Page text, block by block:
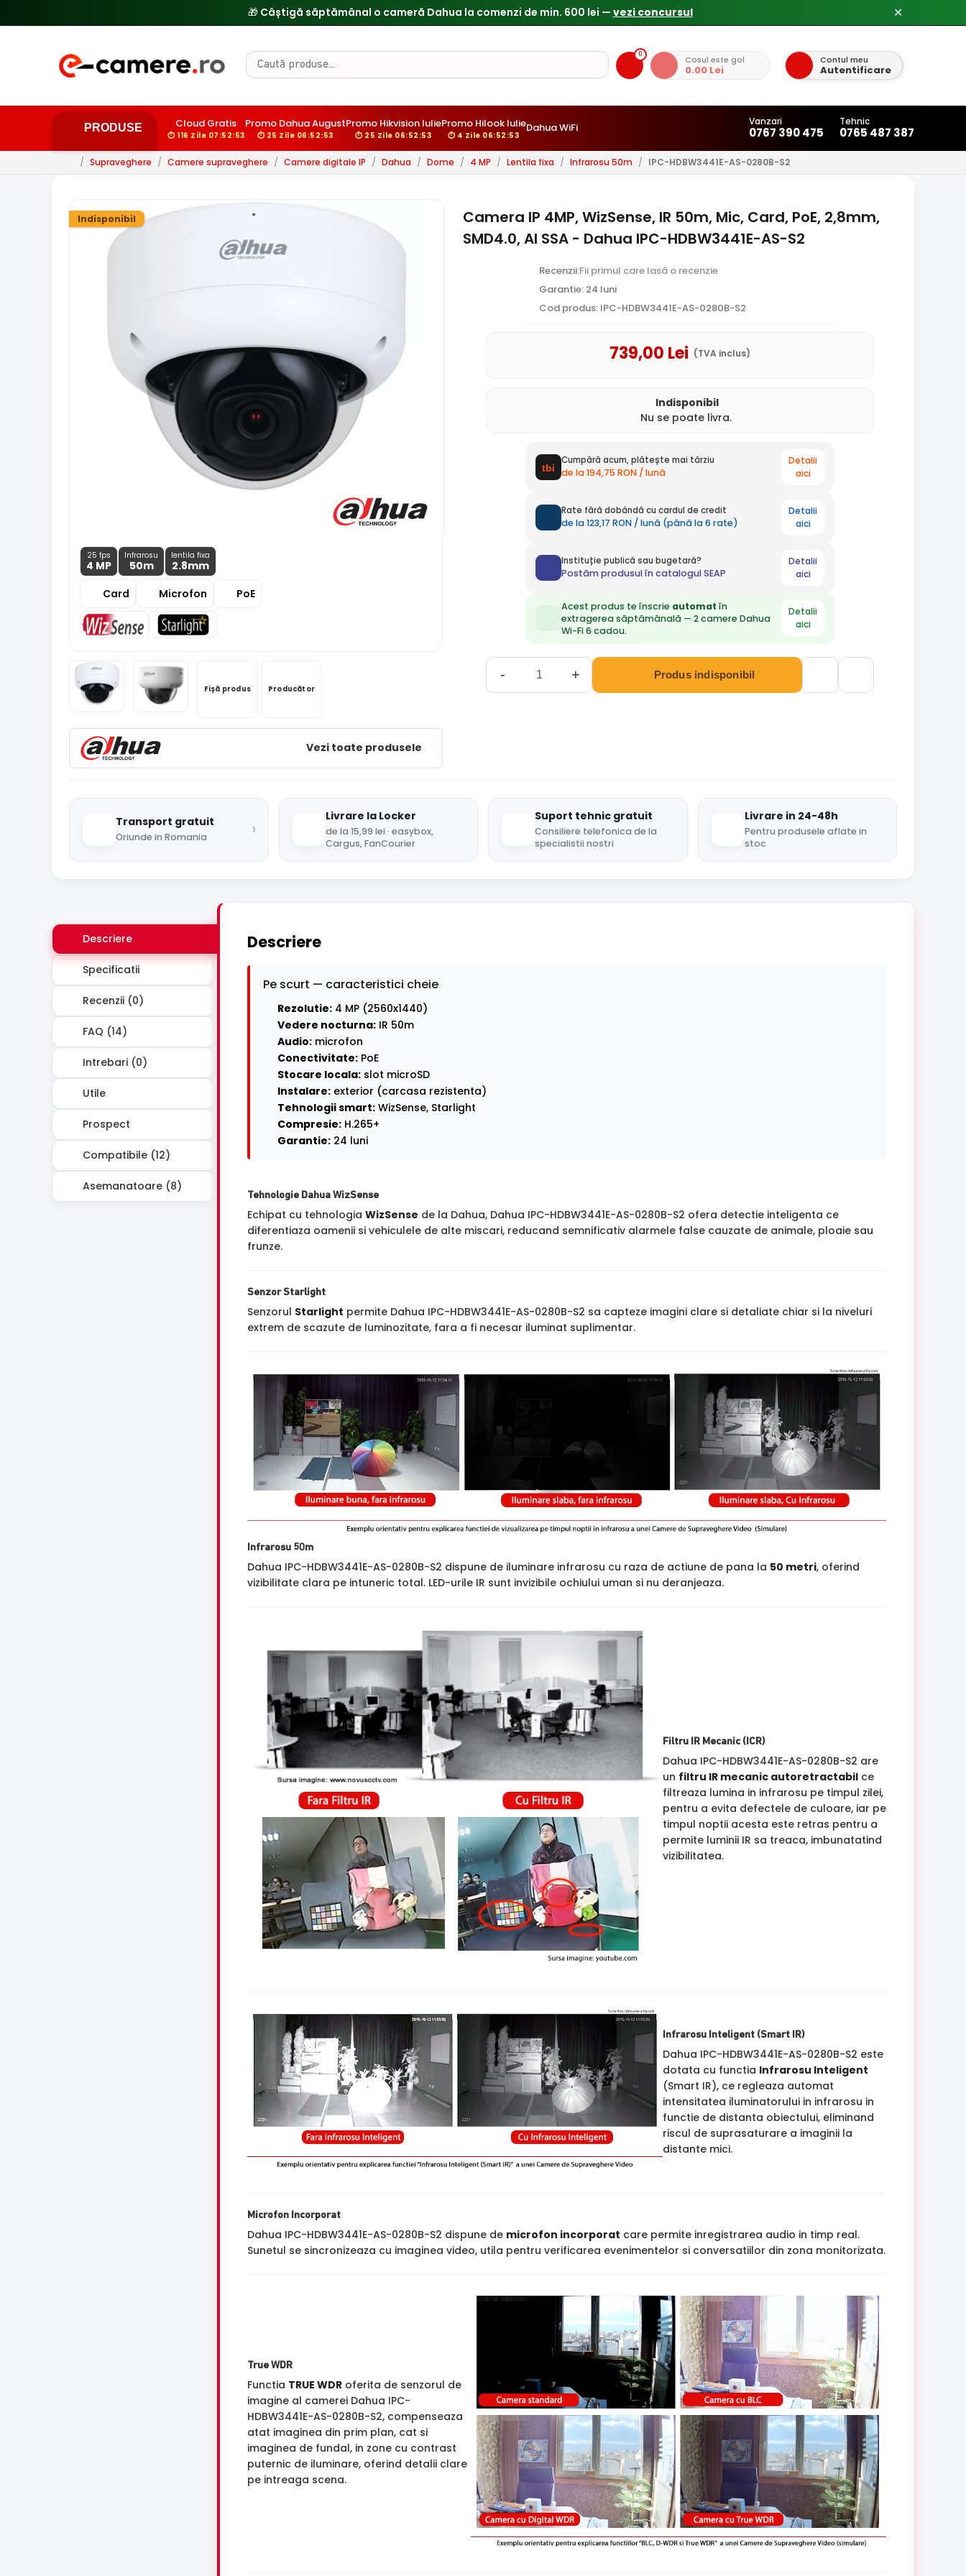
✕
0 Cosul este gol
0.00 Lei
Contul meu
Autentificare
PRODUSE Cloud Gratis
⏱ 116 Zile 07:52:52
Promo Dahua August
⏱ 25 Zile 06:52:52
Promo Hikvision Iulie
⏱ 25 Zile 06:52:52
Promo Hilook Iulie
⏱ 4 Zile 06:52:52
Dahua WiFi Vanzari
0767 390 475
Tehnic
0765 487 387
/ Supraveghere / Camere supraveghere / Camere digitale IP / Dahua / Dome / 4 MP / Lentila fixa / Infrarosu 50m / IPC-HDBW3441E-AS-0280B-S2
Indisponibil
25 fps
4 MP
Infrarosu
50m
lentila fixa
2.8mm
Card
Microfon PoE
Fișă produs Producător
Vezi toate produsele
Camera IP 4MP, WizSense, IR 50m, Mic, Card, PoE, 2,8mm,
SMD4.0, AI SSA - Dahua IPC-HDBW3441E-AS-S2
Recenzii:Fii primul care lasă o recenzie
Garantie: 24 luni
Cod produs: IPC-HDBW3441E-AS-0280B-S2
739,00 Lei (TVA inclus)
Indisponibil
Nu se poate livra.
Cumpără acum, plătește mai târziu
de la 194,75 RON / lună
Detalii
aici
Rate fără dobândă cu cardul de credit
de la 123,17 RON / lună (până la 6 rate)
Detalii
aici
Instituție publică sau bugetară?
Postăm produsul în catalogul SEAP
Detalii
aici
Acest produs te înscrie automat în
extragerea săptămânală — 2 camere Dahua
Wi-Fi 6 cadou.
Detalii
aici
- + Produs indisponibil
Transport gratuit
Oriunde in Romania ›
Livrare la Locker
de la 15,99 lei · easybox,
Cargus, FanCourier
Suport tehnic gratuit
Consiliere telefonica de la
specialistii nostri
Livrare in 24-48h
Pentru produsele aflate in
stoc
Descriere
Specificatii
Recenzii (0)
FAQ (14)
Intrebari (0)
Utile
Prospect
Compatibile (12)
Asemanatoare (8)
Descriere
Pe scurt — caracteristici cheie
Rezolutie: 4 MP (2560x1440)
Vedere nocturna: IR 50m
Audio: microfon
Conectivitate: PoE
Stocare locala: slot microSD
Instalare: exterior (carcasa rezistenta)
Tehnologii smart: WizSense, Starlight
Compresie: H.265+
Garantie: 24 luni
Tehnologie Dahua WizSense
Echipat cu tehnologia WizSense de la Dahua, Dahua IPC-HDBW3441E-AS-0280B-S2 ofera detectie inteligenta ce
diferentiaza oamenii si vehiculele de alte miscari, reducand semnificativ alarmele false cauzate de animale, ploaie sau
frunze.
Senzor Starlight
Senzorul Starlight permite Dahua IPC-HDBW3441E-AS-0280B-S2 sa capteze imagini clare si detaliate chiar si la niveluri
extrem de scazute de luminozitate, fara a fi necesar iluminat suplimentar.
Infrarosu 50m
Dahua IPC-HDBW3441E-AS-0280B-S2 dispune de iluminare infrarosu cu raza de actiune de pana la 50 metri, oferind
vizibilitate clara pe intuneric total. LED-urile IR sunt invizibile ochiului uman si nu deranjeaza.
Filtru IR Mecanic (ICR)
Dahua IPC-HDBW3441E-AS-0280B-S2 are
un filtru IR mecanic autoretractabilce
filtreaza lumina in infrarosu pe timpul zilei,
pentru a evita defectele de culoare, iar pe
timpul noptii acesta este retras pentru a
permite luminii IR sa treaca, imbunatatind
vizibilitatea.
Infrarosu Inteligent (Smart IR)
Dahua IPC-HDBW3441E-AS-0280B-S2 este
dotata cu functia Infrarosu Inteligent
(Smart IR), ce regleaza automat
intensitatea iluminatorului in infrarosu in
functie de distanta obiectului, eliminand
riscul de suprasaturare a imaginii la
distante mici.
Microfon Incorporat
Dahua IPC-HDBW3441E-AS-0280B-S2 dispune de microfon incorporat care permite inregistrarea audio in timp real.
Sunetul se sincronizeaza cu imaginea video, utila pentru verificarea evenimentelor si conversatiilor din zona monitorizata.
True WDR
Functia TRUE WDR oferita de senzorul de
imagine al camerei Dahua IPC-
HDBW3441E-AS-0280B-S2, compenseaza
atat imaginea din prim plan, cat si
imaginea de fundal, in zone cu contrast
puternic de iluminare, oferind detalii clare
pe intreaga scena.